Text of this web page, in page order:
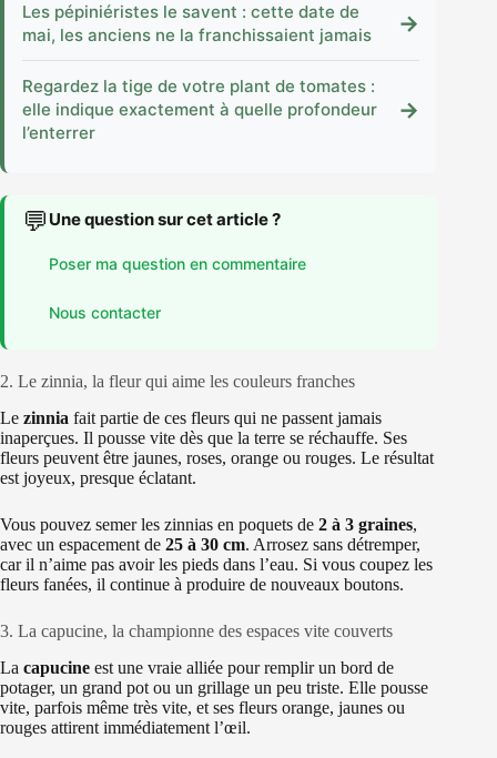
Les pépiniéristes le savent : cette date de
mai, les anciens ne la franchissaient jamais
→
Regardez la tige de votre plant de tomates :
elle indique exactement à quelle profondeur
l’enterrer
→
💬 Une question sur cet article ?
Poser ma question en commentaire
Nous contacter
2. Le zinnia, la fleur qui aime les couleurs franches
Le zinnia fait partie de ces fleurs qui ne passent jamais
inaperçues. Il pousse vite dès que la terre se réchauffe. Ses
fleurs peuvent être jaunes, roses, orange ou rouges. Le résultat
est joyeux, presque éclatant.
Vous pouvez semer les zinnias en poquets de 2 à 3 graines,
avec un espacement de 25 à 30 cm. Arrosez sans détremper,
car il n’aime pas avoir les pieds dans l’eau. Si vous coupez les
fleurs fanées, il continue à produire de nouveaux boutons.
3. La capucine, la championne des espaces vite couverts
La capucine est une vraie alliée pour remplir un bord de
potager, un grand pot ou un grillage un peu triste. Elle pousse
vite, parfois même très vite, et ses fleurs orange, jaunes ou
rouges attirent immédiatement l’œil.